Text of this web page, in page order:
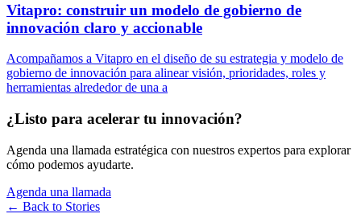
Vitapro: construir un modelo de gobierno de
innovación claro y accionable
Acompañamos a Vitapro en el diseño de su estrategia y modelo de
gobierno de innovación para alinear visión, prioridades, roles y
herramientas alrededor de una a
¿Listo para acelerar tu innovación?
Agenda una llamada estratégica con nuestros expertos para explorar
cómo podemos ayudarte.
Agenda una llamada
← Back to Stories